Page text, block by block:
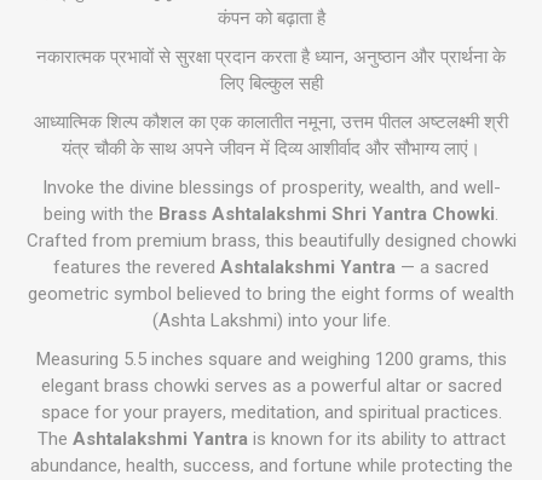
कंपन को बढ़ाता है
नकारात्मक प्रभावों से सुरक्षा प्रदान करता है ध्यान, अनुष्ठान और प्रार्थना के
लिए बिल्कुल सही
आध्यात्मिक शिल्प कौशल का एक कालातीत नमूना, उत्तम पीतल अष्टलक्ष्मी श्री
यंत्र चौकी के साथ अपने जीवन में दिव्य आशीर्वाद और सौभाग्य लाएं।
Invoke the divine blessings of prosperity, wealth, and well-
being with the Brass Ashtalakshmi Shri Yantra Chowki.
Crafted from premium brass, this beautifully designed chowki
features the revered Ashtalakshmi Yantra — a sacred
geometric symbol believed to bring the eight forms of wealth
(Ashta Lakshmi) into your life.
Measuring 5.5 inches square and weighing 1200 grams, this
elegant brass chowki serves as a powerful altar or sacred
space for your prayers, meditation, and spiritual practices.
The Ashtalakshmi Yantrais known for its ability to attract
abundance, health, success, and fortune while protecting the